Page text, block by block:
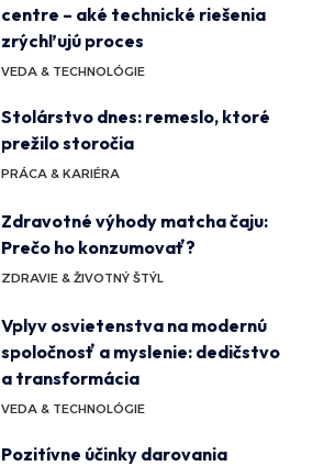
centre – aké technické riešenia
zrýchľujú proces
VEDA & TECHNOLÓGIE
Stolárstvo dnes: remeslo, ktoré
prežilo storočia
PRÁCA & KARIÉRA
Zdravotné výhody matcha čaju:
Prečo ho konzumovať?
ZDRAVIE & ŽIVOTNÝ ŠTÝL
Vplyv osvietenstva na modernú
spoločnosť a myslenie: dedičstvo
a transformácia
VEDA & TECHNOLÓGIE
Pozitívne účinky darovania